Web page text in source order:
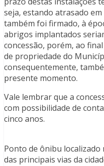
seja, estando atrasado
também foi firmado, à
abrigos implantados
concessão, porém, ao
de propriedade do
consequentemente,
presente momento.
Vale lembrar que a
com possibilidade de
cinco anos.
Ponto de ônibu localizado
das principais vias da